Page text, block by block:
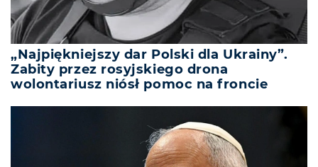
„Najpiękniejszy dar Polski dla Ukrainy”.
Zabity przez rosyjskiego drona
wolontariusz niósł pomoc na froncie